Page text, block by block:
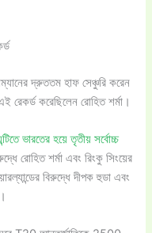
দ্রুততম হাফ সেঞ্চুরি করেন
করেছিলেন রোহিত শর্মা।
ভারতের হয়ে তৃতীয় সর্বোচ্চ
রোহিত শর্মা এবং রিংকু সিংয়ের
বিরুদ্ধে দীপক হুডা এবং